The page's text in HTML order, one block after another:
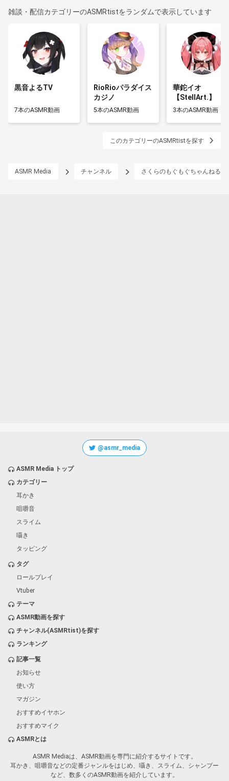
雑談・配信カテゴリーのASMRtistをランダムで表示しています
黒音よるTV
7本のASMR動画
RioRioパラダイス
カジノ
5本のASMR動画
華鉈イオ
【StellArt.】
3本のASMR動画
このカテゴリーのASMRtistを探す
ASMR Media チャンネル さくらのもぐもぐちゃんねる
@asmr_media
ASMR Media トップ
カテゴリー
耳かき
咀嚼音
スライム
囁き
タッピング
タグ
ロールプレイ
Vtuber
テーマ
ASMR動画を探す
チャンネル(ASMRtist)を探す
ランキング
記事一覧
お知らせ
使い方
マガジン
おすすめイヤホン
おすすめマイク
ASMRとは
ASMR Mediaは、ASMR動画を専門に紹介するサイトです。
耳かき、咀嚼音などの定番ジャンルをはじめ、囁き、スライム、シャンプー
など、数多くのASMR動画を紹介しています。